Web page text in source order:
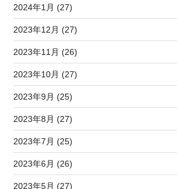
2024年1月 (27)
2023年12月 (27)
2023年11月 (26)
2023年10月 (27)
2023年9月 (25)
2023年8月 (27)
2023年7月 (25)
2023年6月 (26)
2023年5月 (27)